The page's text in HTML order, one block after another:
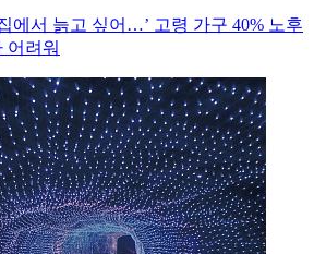
에서 늙고 싶어…’ 고령 가구 40% 노후
어려워